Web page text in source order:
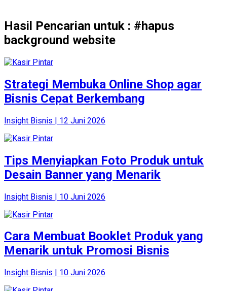
Hasil Pencarian untuk : #hapus
background website
Strategi Membuka Online Shop agar
Bisnis Cepat Berkembang
Insight Bisnis | 12 Juni 2026
Tips Menyiapkan Foto Produk untuk
Desain Banner yang Menarik
Insight Bisnis | 10 Juni 2026
Cara Membuat Booklet Produk yang
Menarik untuk Promosi Bisnis
Insight Bisnis | 10 Juni 2026